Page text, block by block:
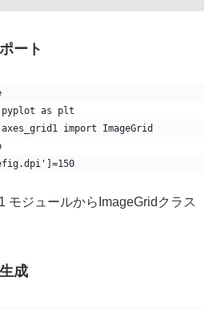
ート
as plt
import ImageGrid
モジュールからImageGridクラス
成